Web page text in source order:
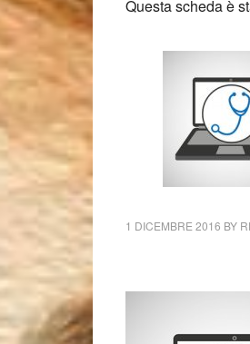
Questa scheda è
1 DICEMBRE 2016 BY